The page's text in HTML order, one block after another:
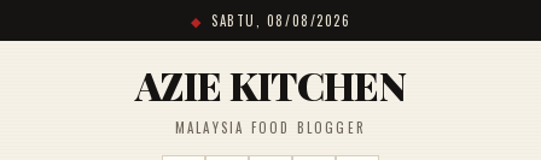
SABTU, 08/08/2026
AZIE KITCHEN
MALAYSIA FOOD BLOGGER